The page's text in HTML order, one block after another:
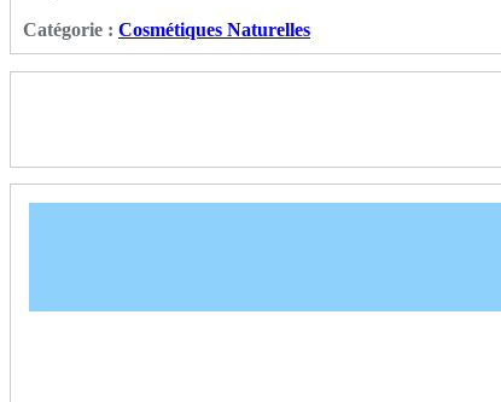
Catégorie : Cosmétiques Naturelles